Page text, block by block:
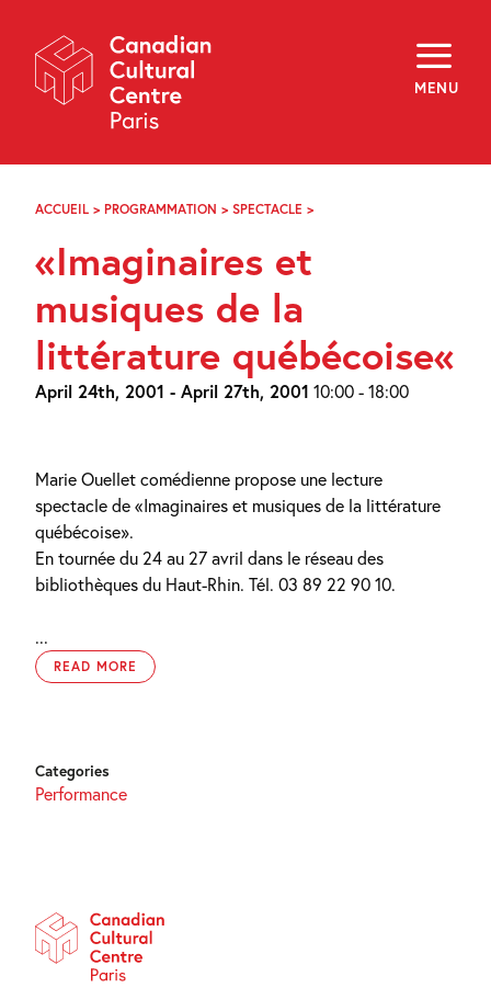
Navigation
MENU
About
Programming
Off-Site
Explore
Archives
f y
FR
ACCUEIL > PROGRAMMATION > SPECTACLE >
«Imaginaires et
musiques de la
littérature québécoise«
April 24th, 2001 - April 27th, 2001 10:00 - 18:00
Marie Ouellet comédienne propose une lecture
spectacle de «Imaginaires et musiques de la littérature
québécoise».
En tournée du 24 au 27 avril dans le réseau des
bibliothèques du Haut-Rhin. Tél. 03 89 22 90 10.
...
READ MORE
Categories
Performance